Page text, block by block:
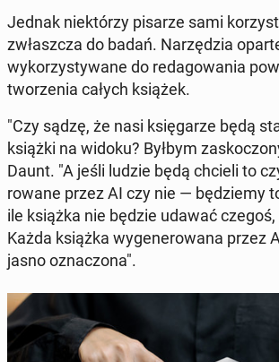
Jednak nie­któ­rzy pisarze sami
zwłasz­cza do badań. Na­rzę­dzia
wy­ko­rzy­sty­wa­ne do re­da­go­wa­nia
two­rze­nia całych książek.
"Czy sądzę, że nasi księ­ga­rze będą
książki na widoku? Byłbym
Daunt. "A jeśli ludzie będą chcieli to
ro­wa­ne przez AI czy nie — bę­dzie­my
ile książka nie będzie udawać
Każda książka wy­ge­ne­ro­wa­na przez
jasno ozna­czo­na".